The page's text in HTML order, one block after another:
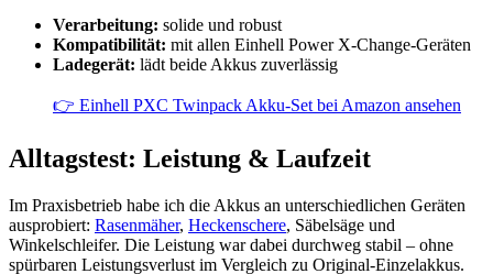
Verarbeitung: solide und robust
Kompatibilität: mit allen Einhell Power X-Change-Geräten
Ladegerät: lädt beide Akkus zuverlässig
👉 Einhell PXC Twinpack Akku-Set bei Amazon ansehen
Alltagstest: Leistung & Laufzeit
Im Praxisbetrieb habe ich die Akkus an unterschiedlichen Geräten
ausprobiert: Rasenmäher, Heckenschere, Säbelsäge und
Winkelschleifer. Die Leistung war dabei durchweg stabil – ohne
spürbaren Leistungsverlust im Vergleich zu Original-Einzelakkus.